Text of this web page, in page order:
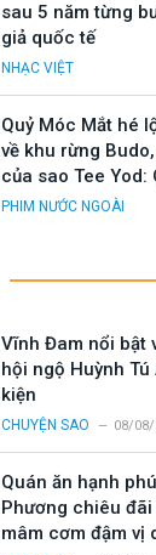
sau 5 năm từng
giả quốc tế
NHẠC VIỆT
Quỷ Móc Mắt hé
về khu rừng
của sao Tee Yod:
PHIM NƯỚC NGOÀI
Vĩnh Đam nổi bật
hội ngộ Huỳnh
kiện
CHUYỆN SAO 08/08/
Quán ăn hạnh
Phương chiêu đãi
mâm cơm đậm vị